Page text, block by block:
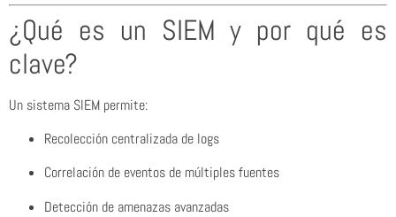
¿Qué es un SIEM y por qué es
clave?
Un sistema SIEM permite:
Recolección centralizada de logs
Correlación de eventos de múltiples fuentes
Detección de amenazas avanzadas